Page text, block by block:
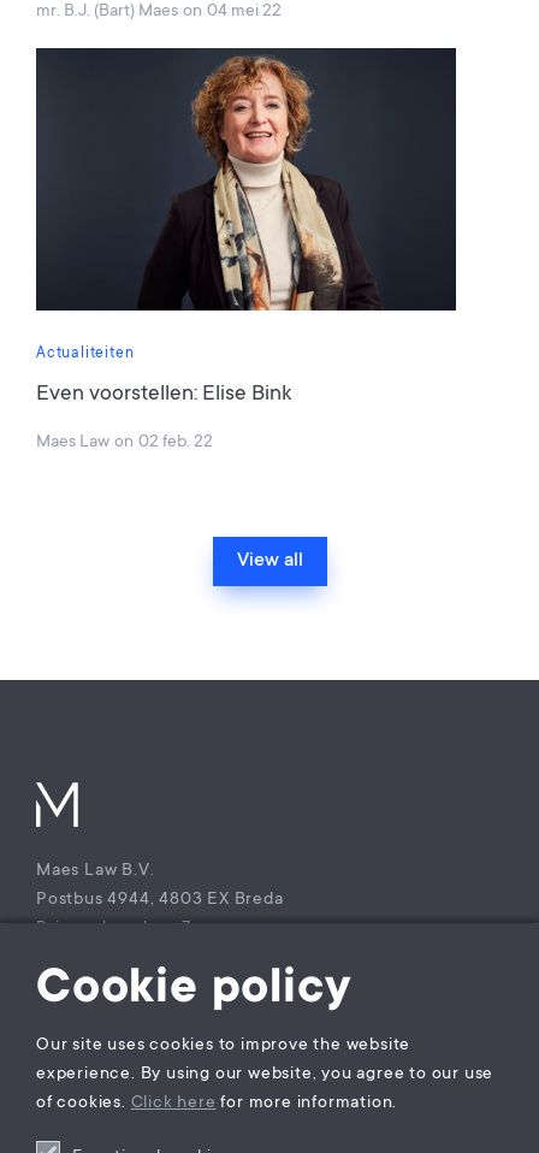
mr. B.J. (Bart) Maes on 04 mei 22
Actualiteiten
Even voorstellen: Elise Bink
Maes Law on 02 feb. 22
View all
Cookie policy
Our site uses cookies to improve the website
experience. By using our website, you agree to our use
of cookies. Click here for more information.
Maes Law B.V.
Postbus 4944, 4803 EX Breda
Princenhagelaan 7a
The Netherlands
T +31 (0)85 – 9021 270
KvK Maes Law B.V.: 77229800
BTW nummer: NL860941747B01